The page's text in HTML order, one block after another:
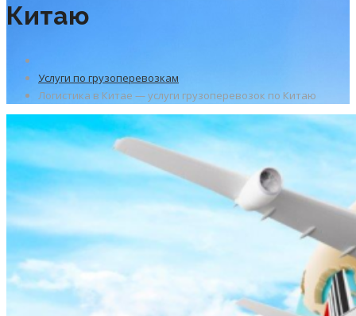
Китаю
Услуги по грузоперевозкам
Логистика в Китае — услуги грузоперевозок по Китаю